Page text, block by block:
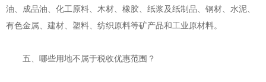
油、成品油、化工原料、木材、橡胶、纸浆及纸制品、钢材、水泥、
有色金属、建材、塑料、纺织原料等矿产品和工业原材料。
五、哪些用地不属于税收优惠范围？